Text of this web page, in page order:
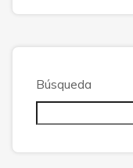
Búsqueda